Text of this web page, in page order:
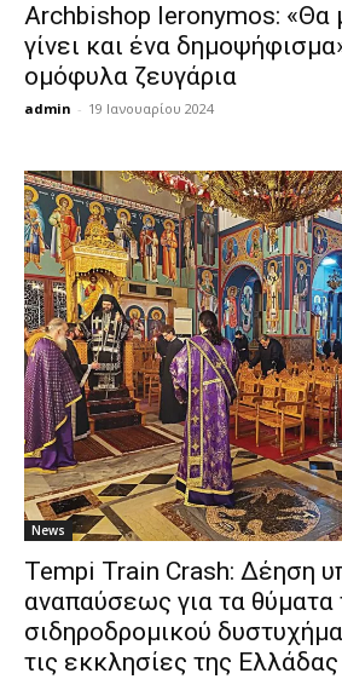
Archbishop Ieronymos: «Θα
γίνει και ένα
ομόφυλα ζευγάρια
admin - 19 Ιανουαρίου 2024
News
Tempi Train Crash: Δέηση
αναπαύσεως για τα θύματα
σιδηροδρομικού
τις εκκλησίες της Ελλάδας